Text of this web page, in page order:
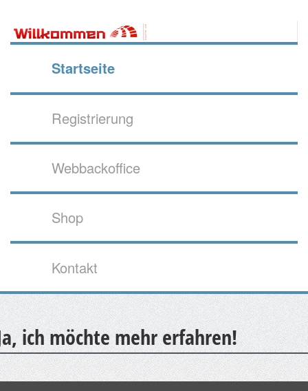
Startseite
Registrierung
Webbackoffice
Shop
Kontakt
ich möchte mehr erfahren!